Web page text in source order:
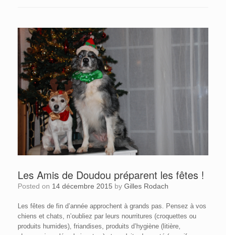
Les Amis de Doudou préparent les fêtes !
Posted on 14 décembre 2015 by Gilles Rodach
Les fêtes de fin d’année approchent à grands pas. Pensez à vos
chiens et chats, n’oubliez par leurs nourritures (croquettes ou
produits humides), friandises, produits d’hygiène (litière,